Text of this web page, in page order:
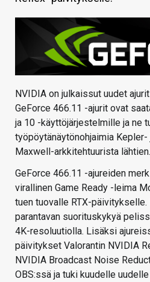
NVIDIA on julkaissut uudet
GeForce 466.11 -ajurit ovat
ja 10 -käyttöjärjestelmille ja ne
työpöytänäytönohjaimia
Maxwell-arkkitehtuurista lähtien.
GeForce 466.11 -ajureiden
virallinen Game Ready -leima
tuen tuovalle RTX-päivitykselle.
parantavan suorituskykyä
4K-resoluutiolla. Lisäksi
päivitykset Valorantin NVIDIA
NVIDIA Broadcast Noise
OBS:ssä ja tuki kuudelle